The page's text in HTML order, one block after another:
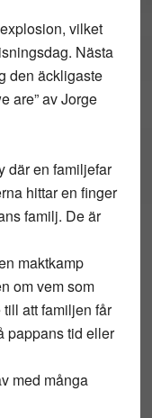
vilket
Nästa
den äckligaste
are” av Jorge
där en familjefar
hittar en finger
familj. De är
maktkamp
om vem som
att familjen får
pappans tid eller
med många